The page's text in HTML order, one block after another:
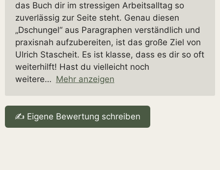
das Buch dir im stressigen Arbeitsalltag so
zuverlässig zur Seite steht. Genau diesen
„Dschungel“ aus Paragraphen verständlich und
praxisnah aufzubereiten, ist das große Ziel von
Ulrich Stascheit. Es ist klasse, dass es dir so oft
weiterhilft! Hast du vielleicht noch
weitere
Mehr anzeigen
✍️ Eigene Bewertung schreiben